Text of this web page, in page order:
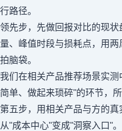
行路径。
领先步，先做回报对比的现
量、峰值时段与损耗点，用
拍脑袋。
我们在相关产品推荐场景实
简单、做起来琐碎"的环节，
第五步，用相关产品与方的
从"成本中心"变成"洞察入口"。